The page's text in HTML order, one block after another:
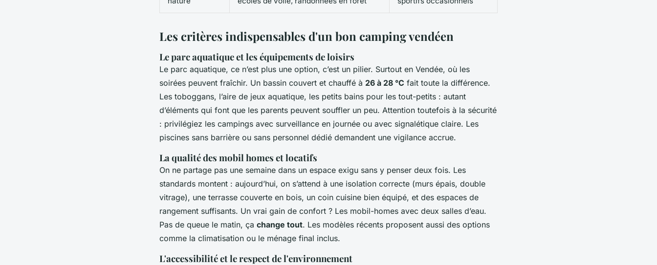
Les critères indispensables d'un bon camping vendéen
Le parc aquatique et les équipements de loisirs
Le parc aquatique, ce n’est plus une option, c’est un pilier. Surtout en Vendée, où les
soirées peuvent fraîchir. Un bassin couvert et chauffé à 26 à 28 °C fait toute la différence.
Les toboggans, l’aire de jeux aquatique, les petits bains pour les tout-petits : autant
d’éléments qui font que les parents peuvent souffler un peu. Attention toutefois à la sécurité
: privilégiez les campings avec surveillance en journée ou avec signalétique claire. Les
piscines sans barrière ou sans personnel dédié demandent une vigilance accrue.
La qualité des mobil homes et locatifs
On ne partage pas une semaine dans un espace exigu sans y penser deux fois. Les
standards montent : aujourd’hui, on s’attend à une isolation correcte (murs épais, double
vitrage), une terrasse couverte en bois, un coin cuisine bien équipé, et des espaces de
rangement suffisants. Un vrai gain de confort ? Les mobil-homes avec deux salles d’eau.
Pas de queue le matin, ça change tout. Les modèles récents proposent aussi des options
comme la climatisation ou le ménage final inclus.
L'accessibilité et le respect de l'environnement